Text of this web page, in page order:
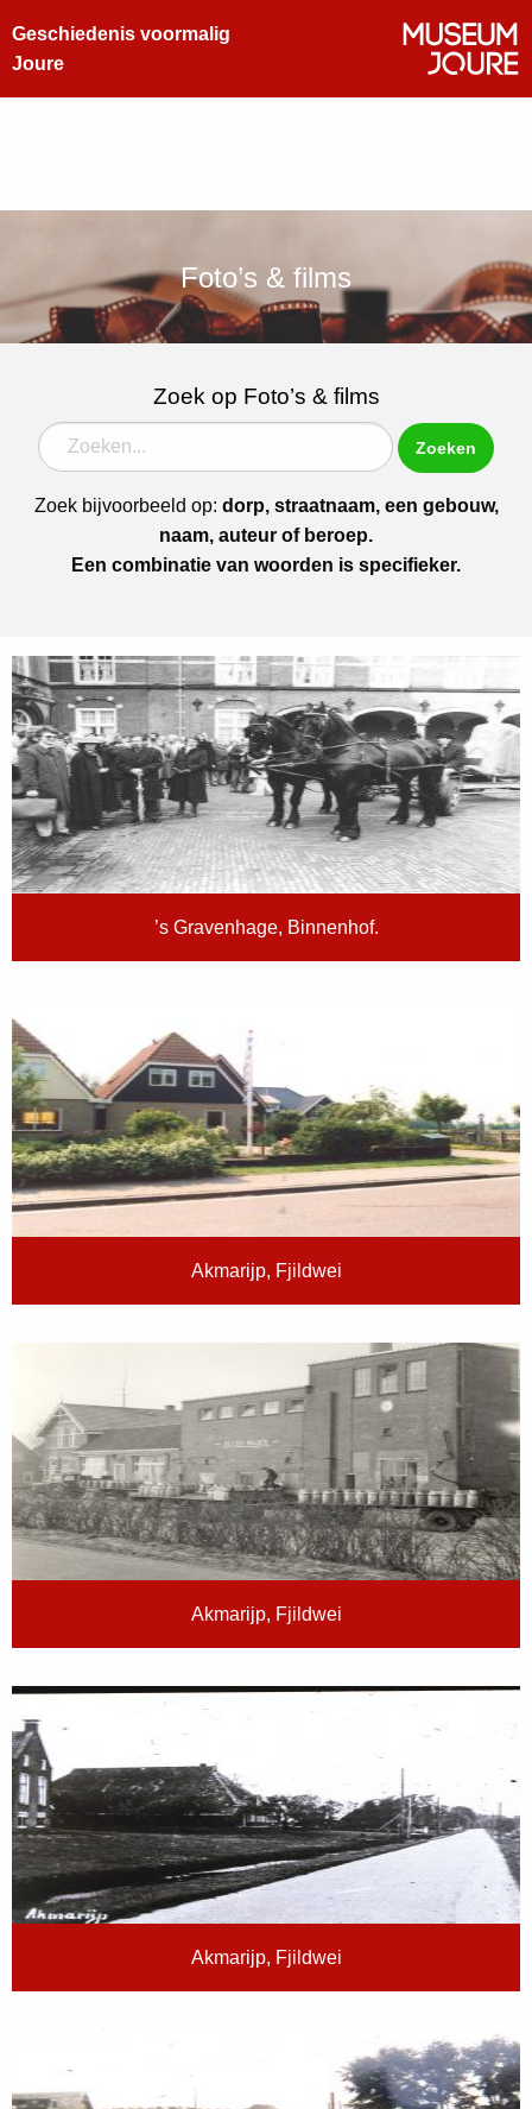
Geschiedenis voormalig
Joure
Foto’s & films
Zoek op Foto’s & films
Zoeken
Zoek bijvoorbeeld op: dorp, straatnaam, een gebouw,
naam, auteur of beroep.
Een combinatie van woorden is specifieker.
’s Gravenhage, Binnenhof.
Akmarijp, Fjildwei
Akmarijp, Fjildwei
Akmarijp, Fjildwei